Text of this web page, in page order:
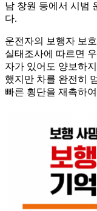
남 창원 등에서 시범
다.
운전자의 보행자 보
실태조사에 따르면
자가 있어도 양보하
했지만 차를 완전히
빠른 횡단을 재촉하